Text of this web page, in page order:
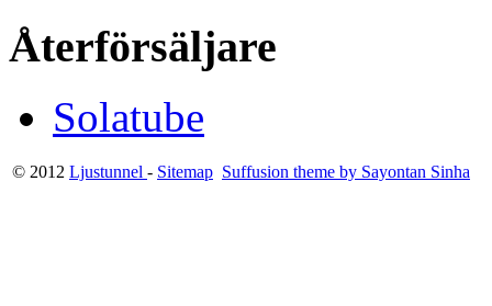
Återförsäljare
Solatube
© 2012 Ljustunnel - Sitemap Suffusion theme by Sayontan Sinha